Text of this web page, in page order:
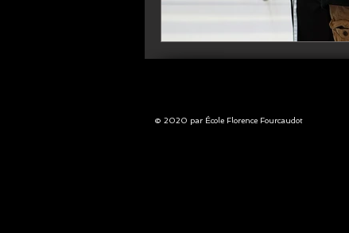
© 2020 par École Florence Fourcaudot